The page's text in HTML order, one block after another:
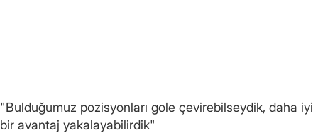
"Bulduğumuz pozisyonları gole çevirebilseydik, daha iyi
bir avantaj yakalayabilirdik"